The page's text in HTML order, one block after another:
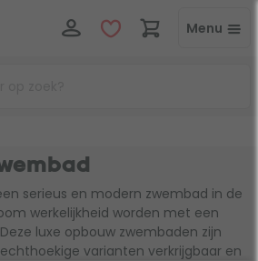
Menu
serieus en modern zwembad in de
werkelijkheid worden met een
luxe opbouw zwembaden zijn
varianten verkrijgbaar en